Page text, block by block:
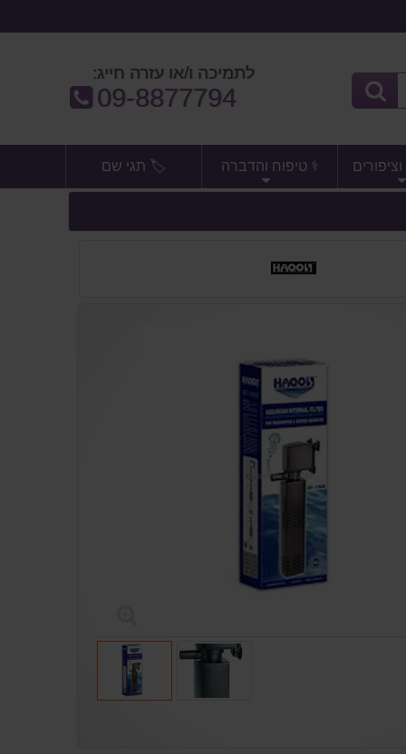
לתמיכה ו/או עזרה חייג:
טלפון:
09-8877794
⚕️ טיפוח והדברה 🏷️ תגי שם